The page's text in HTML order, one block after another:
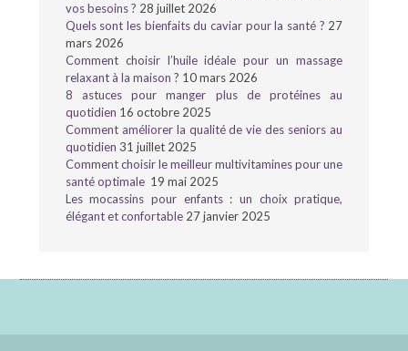
vos besoins ? 28 juillet 2026
Quels sont les bienfaits du caviar pour la santé ? 27
mars 2026
Comment choisir l’huile idéale pour un massage
relaxant à la maison ? 10 mars 2026
8 astuces pour manger plus de protéines au
quotidien 16 octobre 2025
Comment améliorer la qualité de vie des seniors au
quotidien 31 juillet 2025
Comment choisir le meilleur multivitamines pour une
santé optimale 19 mai 2025
Les mocassins pour enfants : un choix pratique,
élégant et confortable 27 janvier 2025